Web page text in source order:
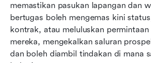
memastikan pasukan lapangan dan
bertugas boleh mengemas kini
kontrak, atau meluluskan
mereka, mengekalkan saluran
dan boleh diambil tindakan di mana